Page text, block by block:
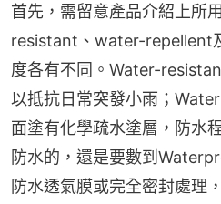
首先，需留意產品介紹上所
resistant、water-repellent
度各有不同。Water-
以抵抗日常突發小雨；
面塗有化學疏水塗層，防水
防水的，還是要數到
防水透氣膜或完全密封處理